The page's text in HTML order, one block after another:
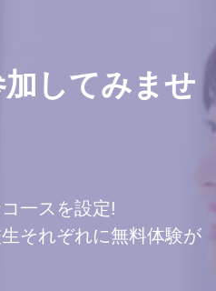
英語検定協会の登録商標で
法人 日本英語検定協会の承認
のではありません。
、以下の目的で利用させてい
て、お預かりした個人情報を
ることはございません。
環として、上記情報①～④及
してみませ
一スを設定!
それぞれに無料体験が